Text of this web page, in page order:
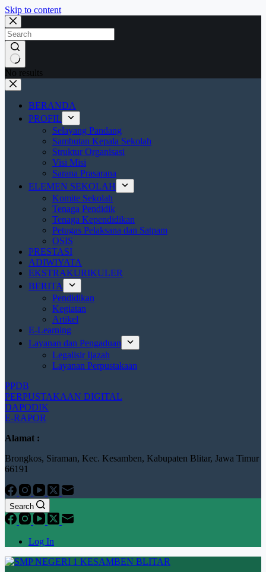
Skip to content
No results
BERANDA
PROFIL
Selayang Pandang
Sambutan Kepala Sekolah
Struktur Organisasi
Visi Misi
Sarana Prasarana
ELEMEN SEKOLAH
Komite Sekolah
Tenaga Pendidik
Tenaga Kependidikan
Petugas Pelaksana dan Satpam
OSIS
PRESTASI
ADIWIYATA
EKSTRAKURIKULER
BERITA
Pendidikan
Kegiatan
Artikel
E-Learning
Layanan dan Pengaduan
Legalisir Ijazah
Layanan Perpustakaan
PPDB
PERPUSTAKAAN DIGITAL
DAPODIK
E-RAPOR
Alamat :
Brongkos, Siraman, Kec. Kesamben, Kabupaten Blitar, Jawa Timur
66191
Search
Log In